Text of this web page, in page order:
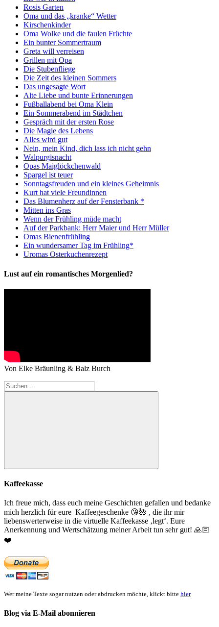
Rosis Garten
Oma und das „kranke“ Wetter
Kirschenkinder
Oma Wolke und die faulen Früchte
Ein bunter Sommertraum
Greta will verreisen
Grillen mit Opa
Die Stubenfliege
Die Zeit des kleinen Sommers
Das ungesagte Wort
Alte Liebe und bunte Erinnerungen
Fußballabend bei Oma Klein
Ein Sommerabend im Städtchen
Gespräch mit der ersten Rose
Die Magie des Lebens
Alles wird gut
Nein, mein Kind, dich lass ich nicht gehn
Walpurgisnacht
Opas Maiglöckchenwald
Spargel ist teuer
Sonntagsfreuden und ein kleines Geheimnis
Kurt hat viele Freundinnen
Das Blumenherz auf der Fensterbank *
Mitten ins Gras
Wenn der Frühling müde macht
Auf der Parkbank: Herr Maier und Herr Müller
Omas Bienenfrühling
Ein wundersamer Tag im Frühling*
Uromas Osterkuchenrezept
Lust auf ein romantisches Morgenlied?
Von Elke Bräunling & Balz Burch
Suchen
nach:
Suchen
Kaffeekasse
Ich freue mich, dass euch meine Geschichten gefallen und bedanke
mich herzlich für eure Kaffeegeschenke 😘🌺 , die ihr mir
liebenswerterweise in die virtuelle Kaffeekasse ‚legt‘. Eure
Anerkennung und Wertschätzung meiner Arbeit tun sehr gut! 🙏🏻
❤️
Wer meine Texte sogar nutzen oder abdrucken möchte, klickt bitte hier
Blog via E-Mail abonnieren